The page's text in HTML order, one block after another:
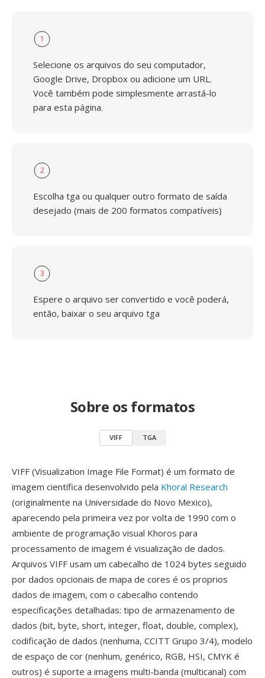
1
Selecione os arquivos do seu computador,
Google Drive, Dropbox ou adicione um URL.
Você também pode simplesmente arrastá-lo
para esta página.
2
Escolha tga ou qualquer outro formato de saída
desejado (mais de 200 formatos compatíveis)
3
Espere o arquivo ser convertido e você poderá,
então, baixar o seu arquivo tga
Sobre os formatos
VIFF TGA
VIFF (Visualization Image File Format) é um formato de
imagem científica desenvolvido pela Khoral Research
(originalmente na Universidade do Novo Mexico),
aparecendo pela primeira vez por volta de 1990 com o
ambiente de programação visual Khoros para
processamento de imagem é visualização de dados.
Arquivos VIFF usam um cabecalho de 1024 bytes seguido
por dados opcionais de mapa de cores é os proprios
dados de imagem, com o cabecalho contendo
especificações detalhadas: tipo de armazenamento de
dados (bit, byte, short, integer, float, double, complex),
codificação de dados (nenhuma, CCITT Grupo 3/4), modelo
de espaço de cor (nenhum, genérico, RGB, HSI, CMYK é
outros) é suporte a imagens multi-banda (multicanal) com